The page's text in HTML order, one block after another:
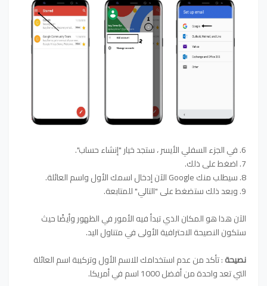
6. في الجزء السفلي الأيسر ، ستجد خيار "إنشاء حساب".
7. اضغط على ذلك.
8. سيطلب منك Google الآن إدخال اسمك الأول واسم العائلة.
9. وبعد ذلك ستضغط على "التالي" للمتابعة.
الآن هذا هو المكان الذي تبدأ فيه الأمور في الظهور وأيضًا حيث
ستكون النصيحة الاحترافية الأولى في متناول اليد.
نصيحة: تأكد من عدم استخدامك للاسم الأول وتركيبة اسم العائلة
التي تعد واحدة من أفضل 1000 اسم في أمريكا.